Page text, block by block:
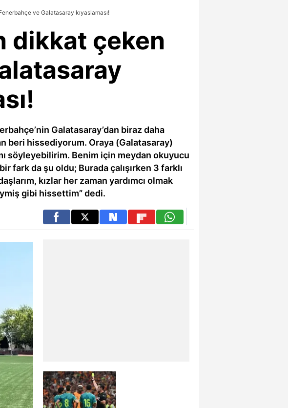
ve Galatasaray kıyaslaması!
dikkat çeken
Galatasaray’dan biraz daha
beri hissediyorum. Oraya (Galatasaray)
söyleyebilirim. Benim için meydan okuyucu
fark da şu oldu; Burada çalışırken 3 farklı
kızlar her zaman yardımcı olmak
gibi hissettim” dedi.